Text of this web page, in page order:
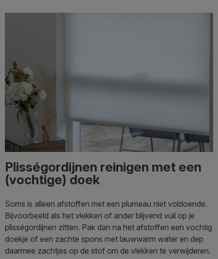
Plisségordijnen reinigen met een
(vochtige) doek
Soms is alleen afstoffen met een plumeau niet voldoende.
Bijvoorbeeld als het vlekken of ander blijvend vuil op je
plisségordijnen zitten. Pak dan na het afstoffen een vochtig
doekje of een zachte spons met lauwwarm water en dep
daarmee zachtjes op de stof om de vlekken te verwijderen.